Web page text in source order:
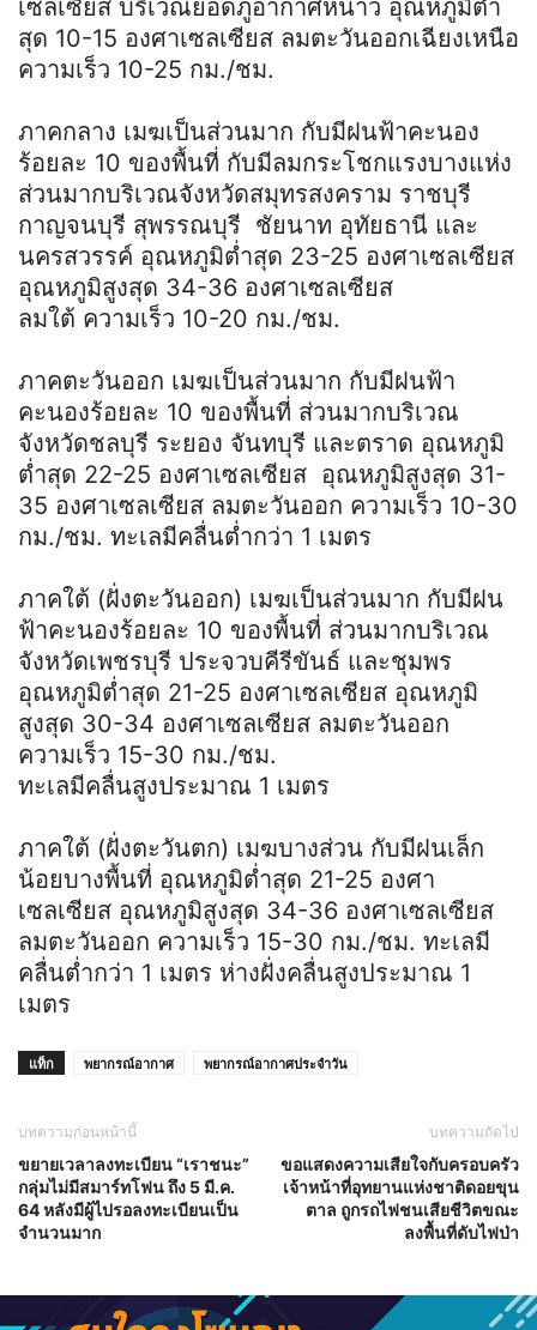
เซลเซียส บริเวณยอดภูอากาศหนาว อุณหภูมิต่ำ
สุด 10-15 องศาเซลเซียส ลมตะวันออกเฉียงเหนือ
ความเร็ว 10-25 กม./ชม.
ภาคกลาง เมฆเป็นส่วนมาก กับมีฝนฟ้าคะนอง
ร้อยละ 10 ของพื้นที่ กับมีลมกระโชกแรงบางแห่ง
ส่วนมากบริเวณจังหวัดสมุทรสงคราม ราชบุรี
กาญจนบุรี สุพรรณบุรี ชัยนาท อุทัยธานี และ
นครสวรรค์ อุณหภูมิต่ำสุด 23-25 องศาเซลเซียส
อุณหภูมิสูงสุด 34-36 องศาเซลเซียส
ลมใต้ ความเร็ว 10-20 กม./ชม.
ภาคตะวันออก เมฆเป็นส่วนมาก กับมีฝนฟ้า
คะนองร้อยละ 10 ของพื้นที่ ส่วนมากบริเวณ
จังหวัดชลบุรี ระยอง จันทบุรี และตราด อุณหภูมิ
ต่ำสุด 22-25 องศาเซลเซียส อุณหภูมิสูงสุด 31-
35 องศาเซลเซียส ลมตะวันออก ความเร็ว 10-30
กม./ชม. ทะเลมีคลื่นต่ำกว่า 1 เมตร
ภาคใต้ (ฝั่งตะวันออก) เมฆเป็นส่วนมาก กับมีฝน
ฟ้าคะนองร้อยละ 10 ของพื้นที่ ส่วนมากบริเวณ
จังหวัดเพชรบุรี ประจวบคีรีขันธ์ และชุมพร
อุณหภูมิต่ำสุด 21-25 องศาเซลเซียส อุณหภูมิ
สูงสุด 30-34 องศาเซลเซียส ลมตะวันออก
ความเร็ว 15-30 กม./ชม.
ทะเลมีคลื่นสูงประมาณ 1 เมตร
ภาคใต้ (ฝั่งตะวันตก) เมฆบางส่วน กับมีฝนเล็ก
น้อยบางพื้นที่ อุณหภูมิต่ำสุด 21-25 องศา
เซลเซียส อุณหภูมิสูงสุด 34-36 องศาเซลเซียส
ลมตะวันออก ความเร็ว 15-30 กม./ชม. ทะเลมี
คลื่นต่ำกว่า 1 เมตร ห่างฝั่งคลื่นสูงประมาณ 1
เมตร
แท็ก พยากรณ์อากาศ พยากรณ์อากาศประจำวัน
บทความก่อนหน้านี้
ขยายเวลาลงทะเบียน “เราชนะ”
กลุ่มไม่มีสมาร์ทโฟน ถึง 5 มี.ค.
64 หลังมีผู้ไปรอลงทะเบียนเป็น
จำนวนมาก
บทความถัดไป
ขอแสดงความเสียใจกับครอบครัว
เจ้าหน้าที่อุทยานแห่งชาติดอยขุน
ตาล​ ถูกรถไฟชนเสียชีวิต​ขณะ
ลงพื้นที่ดับไฟป่า